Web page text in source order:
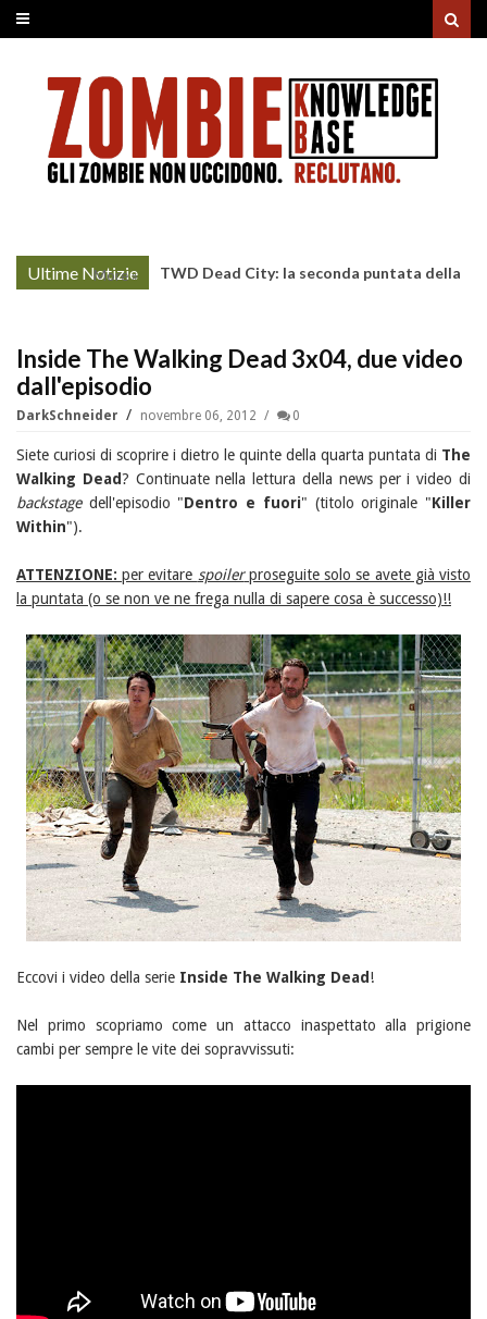
Ultime Notizie
More »
TWD Dead City: la seconda puntata della
Inside The Walking Dead 3x04, due video
dall'episodio
DarkSchneider novembre 06, 2012 0
Siete curiosi di scoprire i dietro le quinte della quarta puntata di The
Walking Dead? Continuate nella lettura della news per i video di
backstagedell'episodio "Dentro e fuori" (titolo originale "Killer
Within").
ATTENZIONE: per evitare spoilerproseguite solo se avete già visto
la puntata (o se non ve ne frega nulla di sapere cosa è successo)!!
Eccovi i video della serie Inside The Walking Dead!
Nel primo scopriamo come un attacco inaspettato alla prigione
cambi per sempre le vite dei sopravvissuti: